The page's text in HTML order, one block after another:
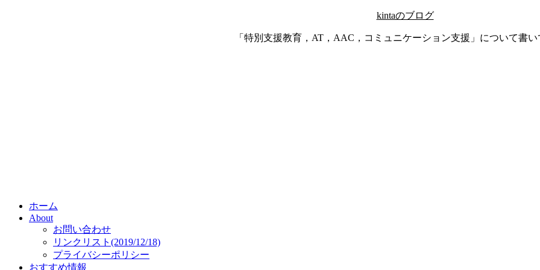
kintaのブログ
「特別支援教育，AT，AAC，コミュニケーション支援」について書
ホーム
About
お問い合わせ
リンクリスト(2019/12/18)
プライバシーポリシー
おすすめ情報